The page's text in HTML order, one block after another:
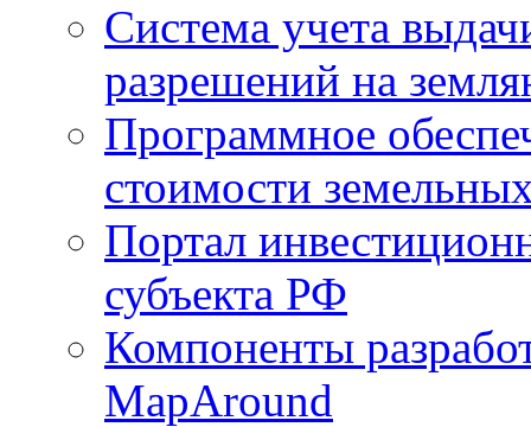
Система учета
разрешений на
Программное
стоимости
Портал
субъекта РФ
Компоненты
MapAround